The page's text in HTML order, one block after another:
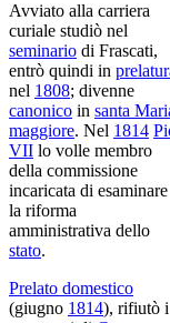
Avviato alla carriera
curiale studiò nel
seminario di Frascati,
entrò quindi in
nel 1808; divenne
canonico in santa
maggiore. Nel 1814
VII lo volle membro
della commissione
incaricata di esaminare
la riforma
amministrativa dello
stato.
Prelato domestico
(giugno 1814), rifiutò i